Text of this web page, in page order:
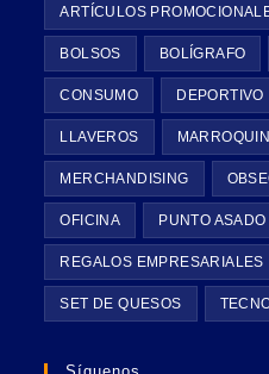
ARTÍCULOS
BOLSOS BOLÍGRAFO
CONSUMO DEPORTIVO
LLAVEROS
MERCHANDISING
OFICINA PUNTO ASADO
REGALOS EMPRESARIALES
SET DE QUESOS